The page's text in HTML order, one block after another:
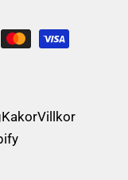
KakorVillkor